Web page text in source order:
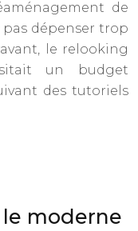
de
dépenser trop
le relooking
un budget
des tutoriels
moderne